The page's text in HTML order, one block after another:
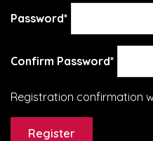
Password*
Confirm Password*
Registration confirmation